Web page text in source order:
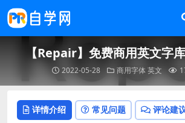
【Repair】免费商用英文字
2022-05-28 商用字体 英文
详情介绍 常见问题 评论建